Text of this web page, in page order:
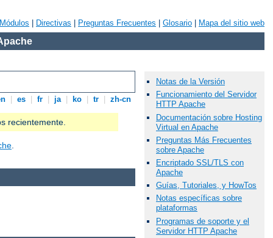
Módulos Directivas Preguntas Frecuentes Glosario Mapa del sitio web
es fr ja ko tr zh-cn
recientemente.
.
Notas de la Versión
Funcionamiento del Servidor
HTTP Apache
Documentación sobre Hosting
Virtual en Apache
Preguntas Más Frecuentes
sobre Apache
Encriptado SSL/TLS con
Apache
Guías, Tutoriales, y HowTos
Notas específicas sobre
plataformas
Programas de soporte y el
Servidor HTTP Apache